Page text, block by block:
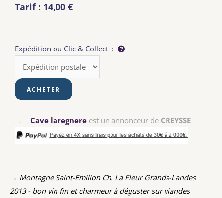
Tarif : 14,00 €
Expédition ou Clic & Collect :
→ Cave laregnere est un annonceur de CREYSSE
→ Montagne Saint-Emilion Ch. La Fleur Grands-Landes
2013 - bon vin fin et charmeur à déguster sur viandes